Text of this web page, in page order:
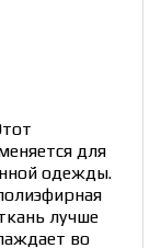
для
одежды.
лучше
во